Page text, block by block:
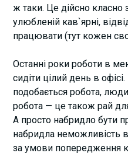
ж таки. Це дійсно класно
улюбленій кав`ярні,
працювати (тут кожен
Останні роки роботи в
сидіти цілий день в
подобається робота,
робота — це також рай
А просто набридло бути
набридла неможливість
за умови попередження